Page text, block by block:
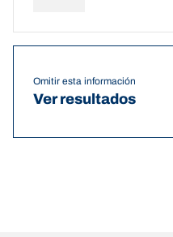
Omitir esta información
Ver resultados